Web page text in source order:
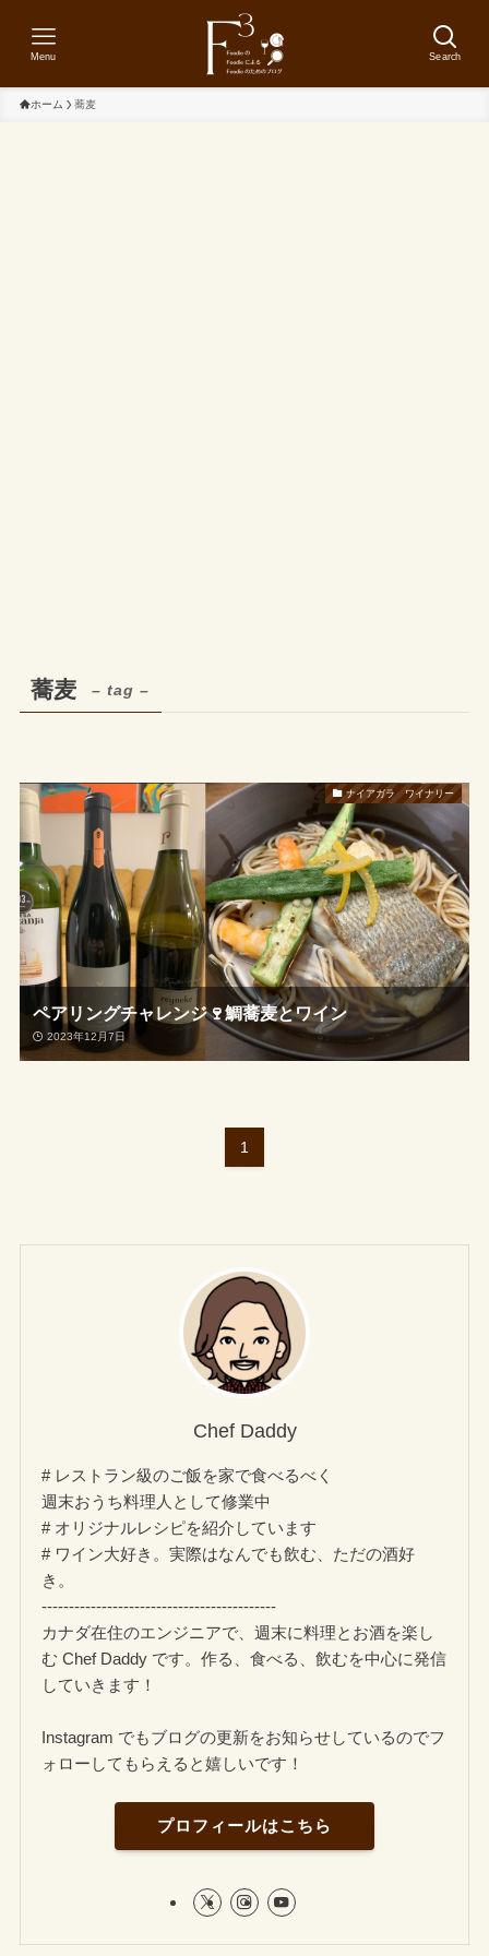
Search
Menu
ホーム 蕎麦
蕎麦 – tag –
ナイアガラ ワイナリー
ペアリングチャレンジ🍷鯛蕎麦とワイン
2023年12月7日
1
Chef Daddy
# レストラン級のご飯を家で食べるべく
週末おうち料理人として修業中
# オリジナルレシピを紹介しています
# ワイン大好き。実際はなんでも飲む、ただの酒好
き。
-------------------------------------------
カナダ在住のエンジニアで、週末に料理とお酒を楽し
む Chef Daddy です。作る、食べる、飲むを中心に発信
していきます！
Instagram でもブログの更新をお知らせしているのでフ
ォローしてもらえると嬉しいです！
プロフィールはこちら